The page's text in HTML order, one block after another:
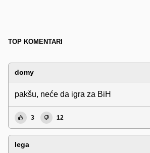
TOP KOMENTARI
domy
pakšu, neće da igra za BiH
3 12
lega